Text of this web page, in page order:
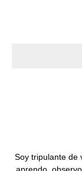
Soy tripulante de